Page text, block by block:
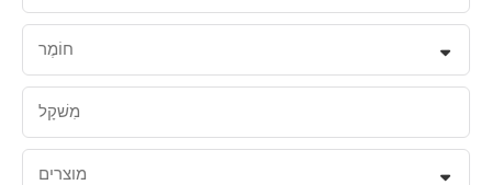
חוֹמֶר
מִשׁקָל
מוצרים